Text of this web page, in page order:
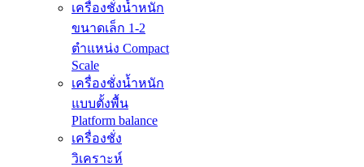
เครื่องชั่งน้ำหนัก
ขนาดเล็ก 1-2
ตำแหน่ง Compact
Scale
เครื่องชั่งน้ำหนัก
แบบตั้งพื้น
Platform balance
เครื่องชั่ง
วิเคราะห์